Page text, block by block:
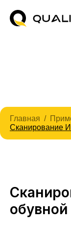
Главная
Сканирование